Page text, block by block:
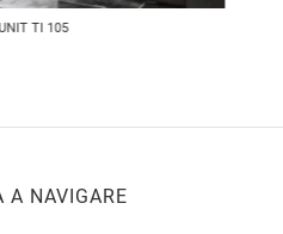
TI 105
A NAVIGARE